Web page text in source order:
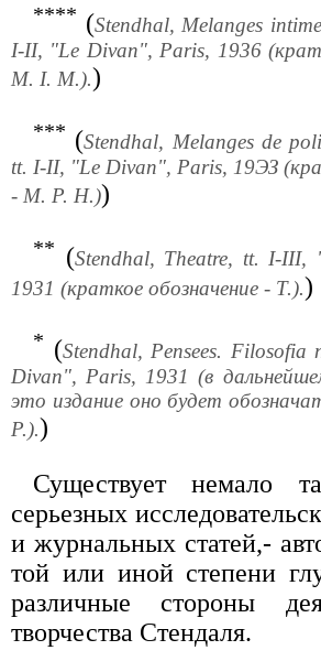
**** (Stendhal, Melanges
I-II, "Le Divan", Paris, 1936
M. I. M.).)
*** (Stendhal, Melanges de
tt. I-II, "Le Divan", Paris, 19ЭЗ
- M. P. H.))
** (Stendhal, Theatre, tt. I-III,
1931 (краткое обозначение - Т.).)
* (Stendhal, Pensees.
Divan", Paris, 1931 (в
это издание оно будет
Р.).)
Существует немало
серьезных
и журнальных статей,-
той или иной степени
различные стороны
творчества Стендаля.